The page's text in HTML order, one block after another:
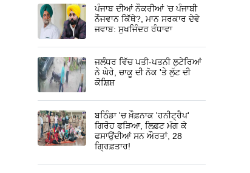
ਪੰਜਾਬ ਦੀਆਂ ਨੌਕਰੀਆਂ ’ਚ ਪੰਜਾਬੀ
ਨੌਜਵਾਨ ਕਿੱਥੇ?, ਮਾਨ ਸਰਕਾਰ ਦੇਵੇ
ਜਵਾਬ: ਸੁਖਜਿੰਦਰ ਰੰਧਾਵਾ
ਜਲੰਧਰ ਵਿੱਚ ਪਤੀ-ਪਤਨੀ ਲੁਟੇਰਿਆਂ
ਨੇ ਘੇਰੇ, ਚਾਕੂ ਦੀ ਨੋਕ 'ਤੇ ਲੁੱਟ ਦੀ
ਕੋਸ਼ਿਸ਼
ਬਠਿੰਡਾ 'ਚ ਖ਼ੌਫ਼ਨਾਕ 'ਹਨੀਟ੍ਰੈਪ'
ਗਿਰੋਹ ਫੜਿਆ, ਲਿਫ਼ਟ ਮੰਗ ਕੇ
ਫਸਾਉਂਦੀਆਂ ਸਨ ਔਰਤਾਂ, 28
ਗ੍ਰਿਫ਼ਤਾਰ!